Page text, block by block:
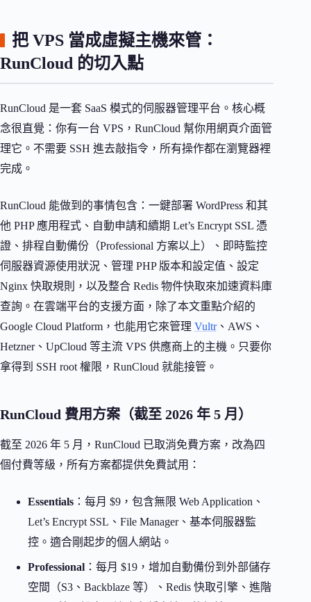
把 VPS 當成虛擬主機來管：
RunCloud 的切入點
RunCloud 是一套 SaaS 模式的伺服器管理平台。核心概
念很直覺：你有一台 VPS，RunCloud 幫你用網頁介面管
理它。不需要 SSH 進去敲指令，所有操作都在瀏覽器裡
完成。
RunCloud 能做到的事情包含：一鍵部署 WordPress 和其
他 PHP 應用程式、自動申請和續期 Let’s Encrypt SSL 憑
證、排程自動備份（Professional 方案以上）、即時監控
伺服器資源使用狀況、管理 PHP 版本和設定值、設定
Nginx 快取規則，以及整合 Redis 物件快取來加速資料庫
查詢。在雲端平台的支援方面，除了本文重點介紹的
Google Cloud Platform，也能用它來管理 Vultr、AWS、
Hetzner、UpCloud 等主流 VPS 供應商上的主機。只要你
拿得到 SSH root 權限，RunCloud 就能接管。
RunCloud 費用方案（截至 2026 年 5 月）
截至 2026 年 5 月，RunCloud 已取消免費方案，改為四
個付費等級，所有方案都提供免費試用：
Essentials ：每月 $9，包含無限 Web Application、
Let’s Encrypt SSL、File Manager、基本伺服器監
控。適合剛起步的個人網站。
Professional ：每月 $19，增加自動備份到外部儲存
空間（S3、Backblaze 等）、Redis 快取引擎、進階